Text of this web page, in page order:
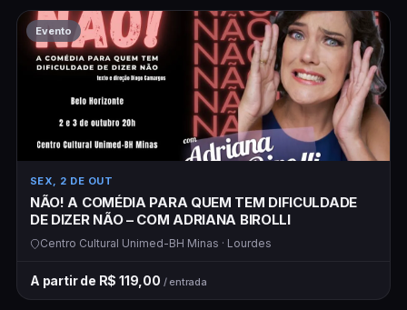
Evento
SEX, 2 DE OUT
NÃO! A COMÉDIA PARA QUEM TEM DIFICULDADE
DE DIZER NÃO – COM ADRIANA BIROLLI
Centro Cultural Unimed-BH Minas · Lourdes
A partir de R$ 119,00 / entrada